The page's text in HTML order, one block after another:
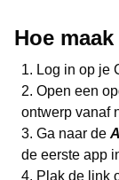
Hoe
Log in op je
Open een
ontwerp vanaf
Ga naar de
de eerste app
Plak de link